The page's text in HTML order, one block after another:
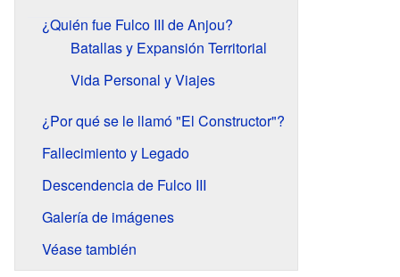
¿Quién fue Fulco III de Anjou?
Batallas y Expansión Territorial
Vida Personal y Viajes
¿Por qué se le llamó "El Constructor"?
Fallecimiento y Legado
Descendencia de Fulco III
Galería de imágenes
Véase también